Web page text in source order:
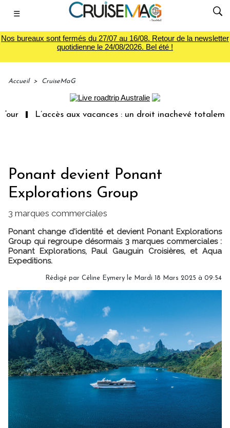
☰
Nos bureaux sont fermés du 27/07 au 16/08. Retour de la newsletter
quotidienne le 24/08/2026. Bel été !
Accueil > CruiseMaG
L’accès aux vacances : un droit inachevé totalement
Ponant devient Ponant
Explorations Group
3 marques commerciales
Ponant change d'identité et devient Ponant Explorations
Group qui regroupe désormais 3 marques commerciales :
Ponant Explorations, Paul Gauguin Croisières, et Aqua
Expeditions.
Rédigé par Céline Eymery le Mardi 18 Mars 2025 à 09:54